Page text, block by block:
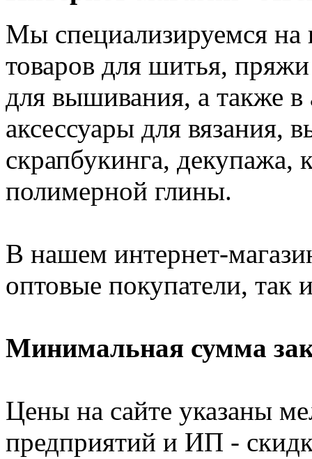
Мы специализируемся
товаров для шитья,
для вышивания, а также в
аксессуары для вязания,
скрапбукинга, декупажа,
полимерной глины.
В нашем интернет-
оптовые покупатели, так
Минимальная сумма
Цены на сайте указаны
предприятий и ИП -